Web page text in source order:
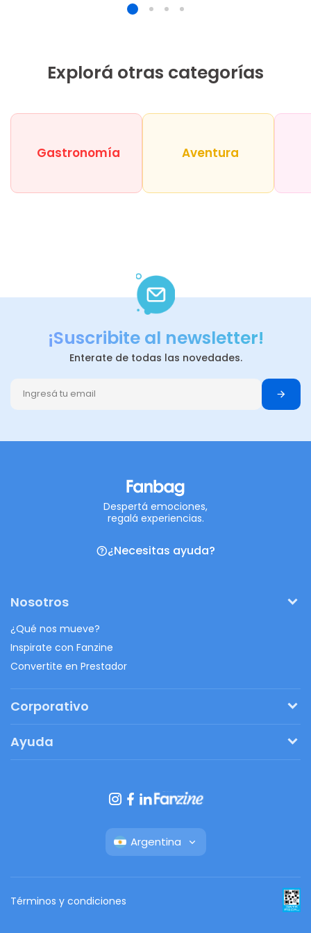
Explorá otras categorías
Gastronomía Aventura
¡Suscribite al newsletter!
Enterate de todas las novedades.
Despertá emociones,
regalá experiencias.
¿Necesitas ayuda?
Nosotros
¿Qué nos mueve?
Inspirate con Fanzine
Convertite en Prestador
Corporativo
Regalos originales
Ayuda
Botón de arrepentimiento
Argentina
Términos y condiciones